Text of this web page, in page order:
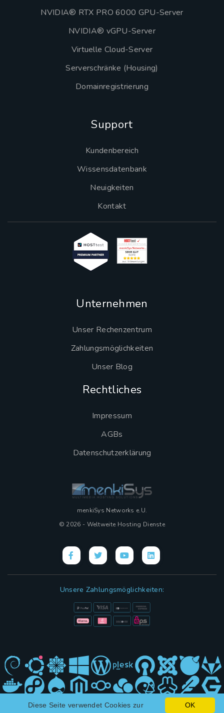
NVIDIA® RTX PRO 6000 GPU-Server
NVIDIA® vGPU-Server
Virtuelle Cloud-Server
Serverschränke (Housing)
Domainregistrierung
Support
Kundenbereich
Wissensdatenbank
Neuigkeiten
Kontakt
Unternehmen
Unser Rechenzentrum
Zahlungsmöglichkeiten
Unser Blog
Rechtliches
Impressum
AGBs
Datenschutzerklärung
menkiSys Networks e.U.
© 2026 - Weltweite Hosting Dienste
Unsere Zahlungsmöglichkeiten:
Hybrid Design mit(KI) und ❤ von menkiSys OK
Diese Seite verwendet Cookies zur